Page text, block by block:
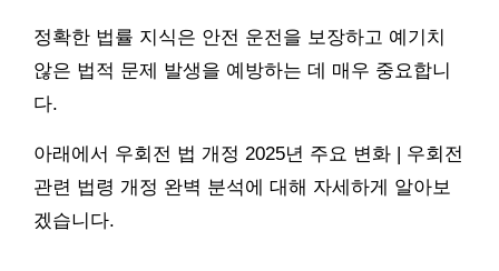
정확한 법률 지식은 안전 운전을 보장하고 예기치
않은 법적 문제 발생을 예방하는 데 매우 중요합니
다.
아래에서 우회전 법 개정 2025년 주요 변화 | 우회전
관련 법령 개정 완벽 분석에 대해 자세하게 알아보
겠습니다.